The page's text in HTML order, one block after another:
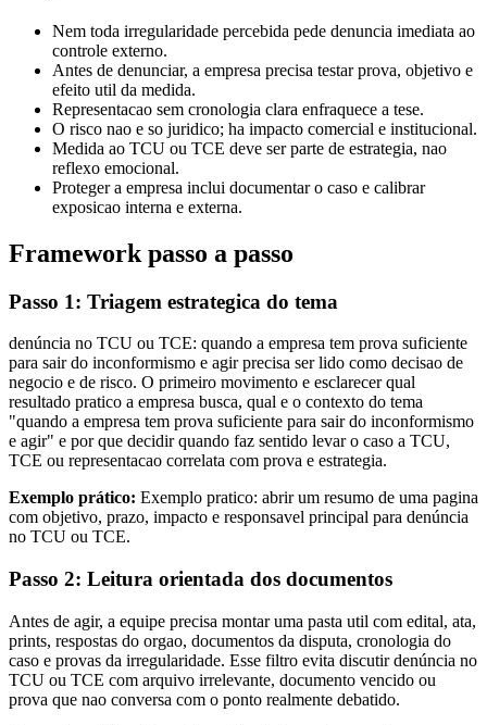
Nem toda irregularidade percebida pede denuncia imediata ao
controle externo.
Antes de denunciar, a empresa precisa testar prova, objetivo e
efeito util da medida.
Representacao sem cronologia clara enfraquece a tese.
O risco nao e so juridico; ha impacto comercial e institucional.
Medida ao TCU ou TCE deve ser parte de estrategia, nao
reflexo emocional.
Proteger a empresa inclui documentar o caso e calibrar
exposicao interna e externa.
Framework passo a passo
Passo 1: Triagem estrategica do tema
denúncia no TCU ou TCE: quando a empresa tem prova suficiente
para sair do inconformismo e agir precisa ser lido como decisao de
negocio e de risco. O primeiro movimento e esclarecer qual
resultado pratico a empresa busca, qual e o contexto do tema
"quando a empresa tem prova suficiente para sair do inconformismo
e agir" e por que decidir quando faz sentido levar o caso a TCU,
TCE ou representacao correlata com prova e estrategia.
Exemplo prático: Exemplo pratico: abrir um resumo de uma pagina
com objetivo, prazo, impacto e responsavel principal para denúncia
no TCU ou TCE.
Passo 2: Leitura orientada dos documentos
Antes de agir, a equipe precisa montar uma pasta util com edital, ata,
prints, respostas do orgao, documentos da disputa, cronologia do
caso e provas da irregularidade. Esse filtro evita discutir denúncia no
TCU ou TCE com arquivo irrelevante, documento vencido ou
prova que nao conversa com o ponto realmente debatido.